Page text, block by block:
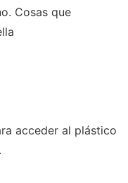
Cosas que
acceder al plástico